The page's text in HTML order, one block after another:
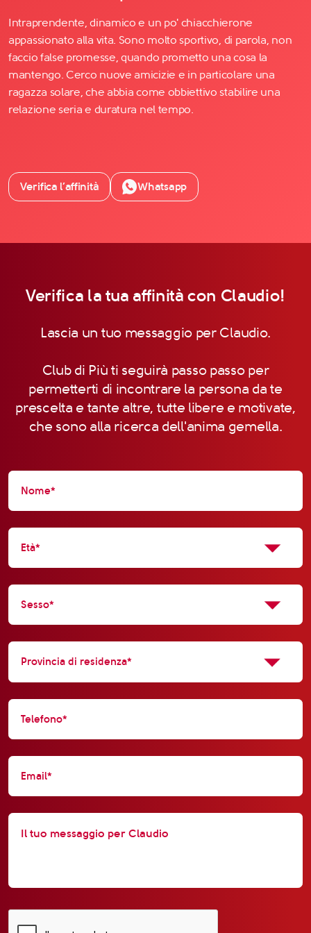
Intraprendente, dinamico e un po' chiacchierone
appassionato alla vita. Sono molto sportivo, di parola, non
faccio false promesse, quando prometto una cosa la
mantengo. Cerco nuove amicizie e in particolare una
ragazza solare, che abbia come obbiettivo stabilire una
relazione seria e duratura nel tempo.
Verifica l’affinità Whatsapp
Verifica la tua affinità con Claudio!
Lascia un tuo messaggio per Claudio.
Club di Più ti seguirà passo passo per
permetterti di incontrare la persona da te
prescelta e tante altre, tutte libere e motivate,
che sono alla ricerca dell'anima gemella.